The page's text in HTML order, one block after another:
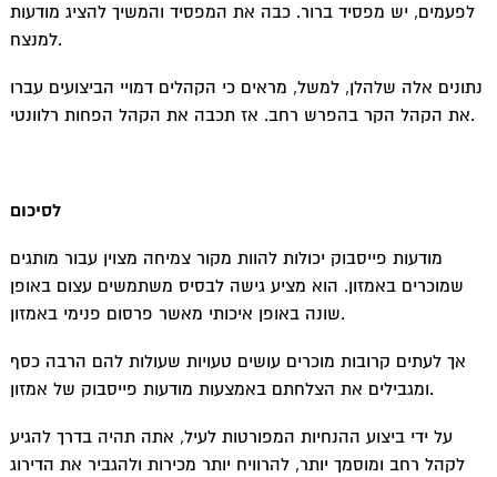
לפעמים, יש מפסיד ברור. כבה את המפסיד והמשיך להציג מודעות
למנצח.
נתונים אלה שלהלן, למשל, מראים כי הקהלים דמויי הביצועים עברו
את הקהל הקר בהפרש רחב. אז תכבה את הקהל הפחות רלוונטי.
לסיכום
מודעות פייסבוק יכולות להוות מקור צמיחה מצוין עבור מותגים
שמוכרים באמזון. הוא מציע גישה לבסיס משתמשים עצום באופן
שונה באופן איכותי מאשר פרסום פנימי באמזון.
אך לעתים קרובות מוכרים עושים טעויות שעולות להם הרבה כסף
ומגבילים את הצלחתם באמצעות מודעות פייסבוק של אמזון.
על ידי ביצוע ההנחיות המפורטות לעיל, אתה תהיה בדרך להגיע
לקהל רחב ומוסמך יותר, להרוויח יותר מכירות ולהגביר את הדירוג